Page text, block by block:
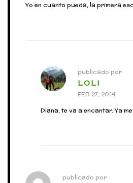
Yo en cuanto pueda, la primera
publicado por
LOLI
FEB 27, 2014
Diana, te va a encantar. Ya
publicado por